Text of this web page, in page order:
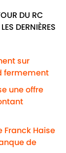
DU RC
DERNIÈRES
sur
fermement
une offre
Franck Haise
de